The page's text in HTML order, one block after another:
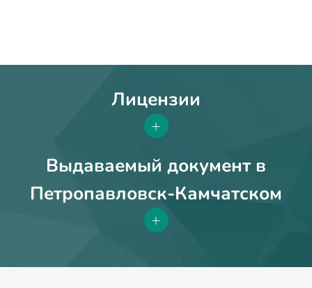
Лицензии
+
Выдаваемый документ в
Петропавловск-Камчатском
+